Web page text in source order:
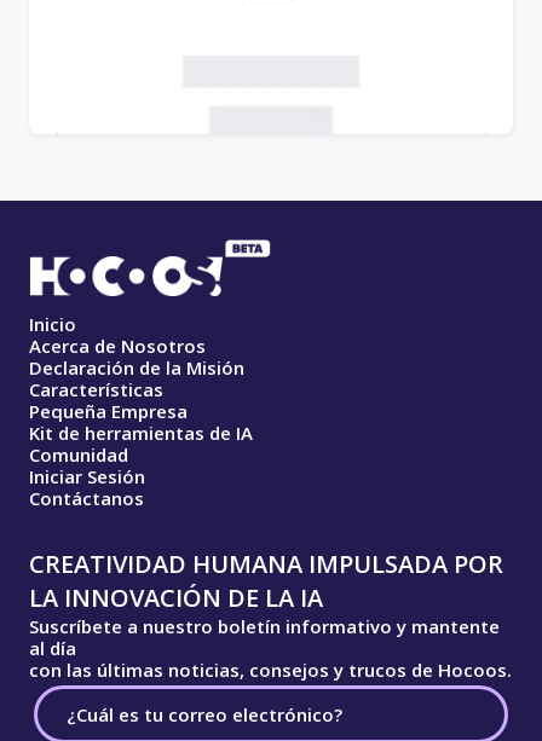
Inicio
Acerca de Nosotros
Declaración de la Misión
Características
Pequeña Empresa
Kit de herramientas de IA
Comunidad
Iniciar Sesión
Contáctanos
CREATIVIDAD HUMANA IMPULSADA POR
LA INNOVACIÓN DE LA IA
Suscríbete a nuestro boletín informativo y mantente
al día
con las últimas noticias, consejos y trucos de Hocoos.